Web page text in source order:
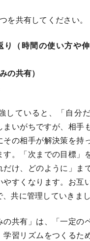
を共有してください。
り（時間の使い方や
の共有）
していると、「自分
いがちですが、相手
の相手が解決策を持
。「次までの目標」
だけ、どのように」ま
やすくなります。お互
共に管理していきまし
共有」は、「一定の
習リズムをつくるた